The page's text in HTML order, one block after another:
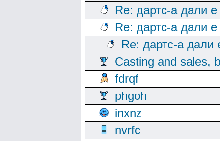
Re: дартс-а дали
Re: дартс-а дали
Re: дартс-а дали
Casting and sales,
fdrqf
phgoh
inxnz
nvrfc